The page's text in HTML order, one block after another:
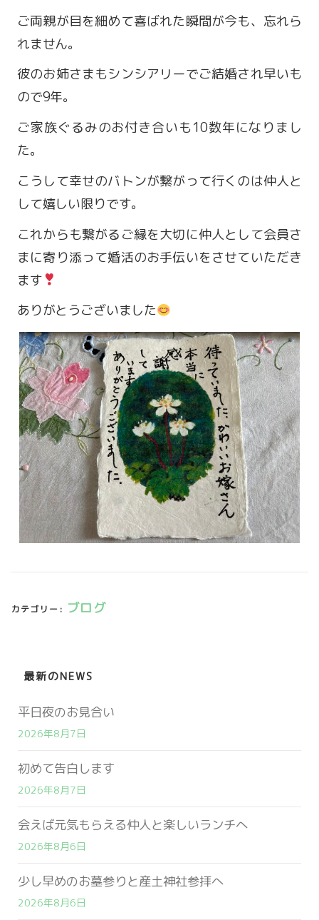
営業時間 9:00～18:00
お問い合わせ
ご両親が目を細めて喜ばれた瞬間が今も、忘れら
れません。
彼のお姉さまもシンシアリーでご結婚され早いも
ので9年。
ご家族ぐるみのお付き合いも10数年になりまし
た。
こうして幸せのバトンが繋がって行くのは仲人と
して嬉しい限りです。
これからも繋がるご縁を大切に仲人として会員さ
まに寄り添って婚活のお手伝いをさせていただき
ます
ありがとうございました
カテゴリー: ブログ
最新のNEWS
平日夜のお見合い
2026年8月7日
初めて告白します
2026年8月7日
会えば元気もらえる仲人と楽しいランチへ
2026年8月6日
少し早めのお墓参りと産土神社参拝へ
2026年8月6日